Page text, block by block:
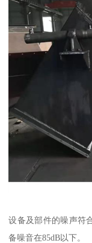
设备及部件的噪声符
备噪音在85dB以下。